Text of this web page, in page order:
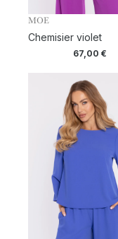
MOE
Chemisier violet
67,00 €